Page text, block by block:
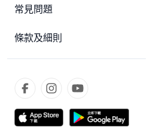
常見問題
條款及細則